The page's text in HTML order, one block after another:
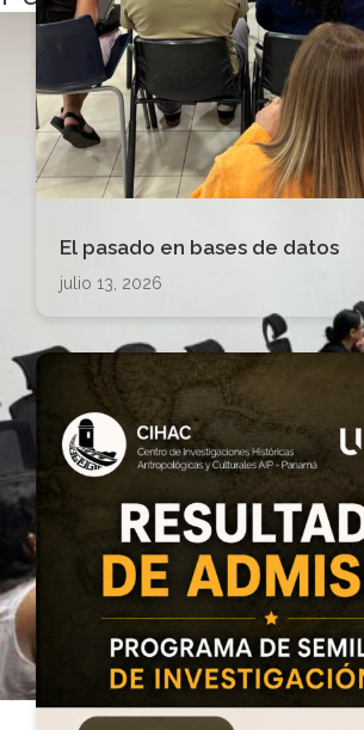
El pasado en bases de datos
julio 13, 2026